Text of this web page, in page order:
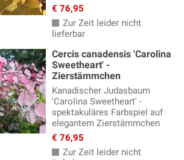
€ 76,95
Zur Zeit leider nicht
lieferbar
Cercis canadensis 'Carolina
Sweetheart' -
Zierstämmchen
Kanadischer Judasbaum
'Carolina Sweetheart' -
spektakuläres Farbspiel auf
elegantem Zierstämmchen
€ 76,95
Zur Zeit leider nicht